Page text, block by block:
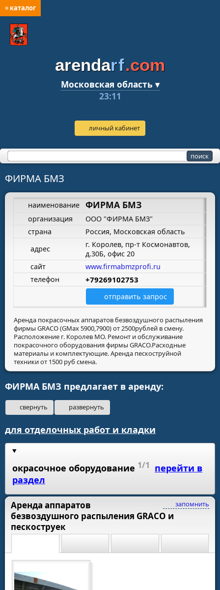
≡ каталог
arendarf.com
Московская область ▾
23:11
личный кабинет
ФИРМА БМЗ
наименование ФИРМА БМЗ
организация
ООО "ФИРМА БМЗ"
страна
Россия, Московская область
адрес
г. Королев, пр-т Космонавтов,
д.30Б, офис 20
сайт
www.firmabmzprofi.ru
телефон
+79269102753
отправить запрос
Аренда покрасочных аппаратов безвоздушного распыления
фирмы GRACO (GMax 5900,7900) от 2500рублей в смену.
Расположение г. Королев МО. Ремонт и обслуживание
покрасочного оборудования фирмы GRACO.Расходные
материалы и комплектующие. Аренда пескоструйной
техники от 1500 руб смена.
ФИРМА БМЗ предлагает в аренду:
свернуть развернуть
для отделочных работ и кладки
окрасочное оборудование 1/1 перейти в
раздел
запомнить
Аренда аппаратов
безвоздушного распыления GRACO и
пескоструек